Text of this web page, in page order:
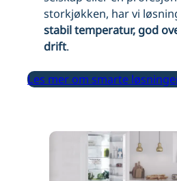
storkjøkken, har vi
stabil temperatur, god
drift.
Les mer om smarte